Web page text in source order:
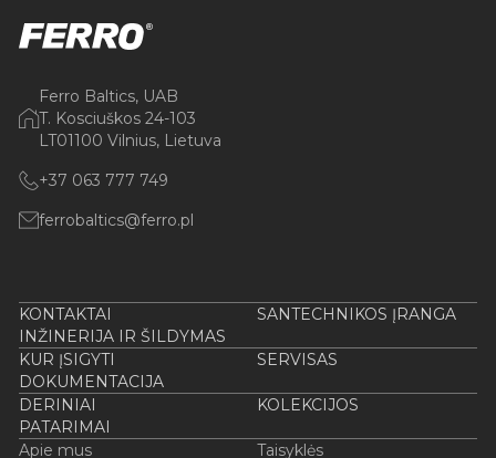
Ferro Baltics, UAB
T. Kosciuškos 24-103
LT01100 Vilnius, Lietuva
+37 063 777 749
ferrobaltics@ferro.pl
KONTAKTAI
SANTECHNIKOS ĮRANGA
INŽINERIJA IR ŠILDYMAS
KUR ĮSIGYTI
SERVISAS
DOKUMENTACIJA
DERINIAI
KOLEKCIJOS
PATARIMAI
Apie mus
Taisyklės